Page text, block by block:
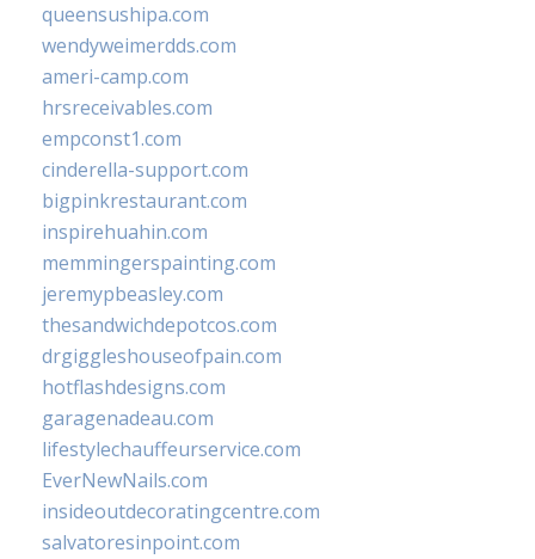
queensushipa.com
wendyweimerdds.com
ameri-camp.com
hrsreceivables.com
empconst1.com
cinderella-support.com
bigpinkrestaurant.com
inspirehuahin.com
memmingerspainting.com
jeremypbeasley.com
thesandwichdepotcos.com
drgiggleshouseofpain.com
hotflashdesigns.com
garagenadeau.com
lifestylechauffeurservice.com
EverNewNails.com
insideoutdecoratingcentre.com
salvatoresinpoint.com